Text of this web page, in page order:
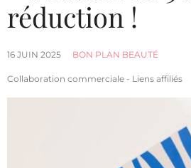
réduction !
16 JUIN 2025 BON PLAN BEAUTÉ
Collaboration commerciale - Liens affiliés